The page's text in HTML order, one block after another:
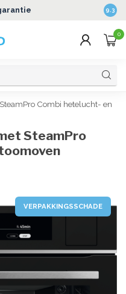
9.3
0
Combi hetelucht- en
SteamPro
VERPAKKINGSSCHADE